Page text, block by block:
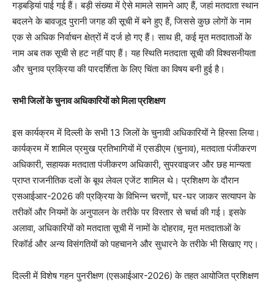
गड़बड़ियां पाई गई हैं। बड़ी संख्या में ऐसे मामले सामने आए हैं, जहां मतदाता स्थान
बदलने के बावजूद पुरानी जगह की सूची में बने हुए हैं, जिससे कुछ लोगों के नाम
एक से अधिक निर्वाचन क्षेत्रों में दर्ज हो गए हैं। साथ ही, कई मृत मतदाताओं के
नाम अब तक सूची से हट नहीं पाए हैं। यह स्थिति मतदाता सूची की विश्वसनीयता
और चुनाव प्रक्रिया की पारदर्शिता के लिए चिंता का विषय बनी हुई है।
सभी जिलों के चुनाव अधिकारियों को मिला प्रशिक्षण
इस कार्यक्रम में दिल्ली के सभी 13 जिलों के चुनावी अधिकारियों ने हिस्सा लिया।
कार्यक्रम में शामिल प्रमुख प्रतिभागियों में एसडीएम (चुनाव), मतदाता पंजीकरण
अधिकारी, सहायक मतदाता पंजीकरण अधिकारी, सुपरवाइजर और छह मान्यता
प्राप्त राजनीतिक दलों के बूथ लेवल एजेंट शामिल थे। प्रशिक्षण के दौरान
एसआईआर-2026 की प्रक्रिया के विभिन्न चरणों, घर-घर जाकर सत्यापन के
तरीकों और नियमों के अनुपालन के तरीके पर विस्तार से चर्चा की गई। इसके
अलावा, अधिकारियों को मतदाता सूची में नामों के दोहराव, मृत मतदाताओं के
रिकॉर्ड और अन्य विसंगतियों को पहचानने और सुधारने के तरीके भी सिखाए गए।
दिल्ली में विशेष गहन पुनरीक्षण (एसआईआर-2026) के तहत आयोजित प्रशिक्षण